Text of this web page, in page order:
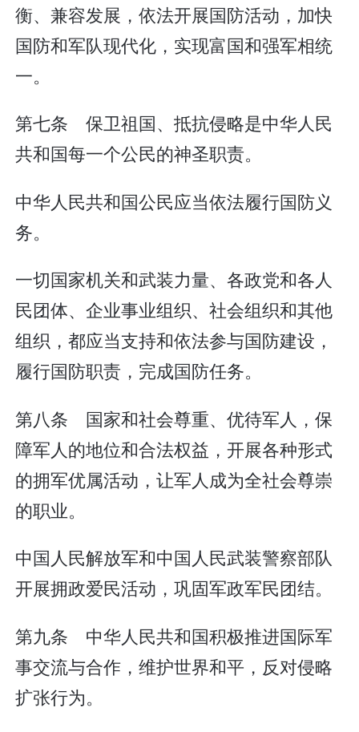
衡、兼容发展，依法开展国防活动，加快
国防和军队现代化，实现富国和强军相统
一。
第七条 保卫祖国、抵抗侵略是中华人民
共和国每一个公民的神圣职责。
中华人民共和国公民应当依法履行国防义
务。
一切国家机关和武装力量、各政党和各人
民团体、企业事业组织、社会组织和其他
组织，都应当支持和依法参与国防建设，
履行国防职责，完成国防任务。
第八条 国家和社会尊重、优待军人，保
障军人的地位和合法权益，开展各种形式
的拥军优属活动，让军人成为全社会尊崇
的职业。
中国人民解放军和中国人民武装警察部队
开展拥政爱民活动，巩固军政军民团结。
第九条 中华人民共和国积极推进国际军
事交流与合作，维护世界和平，反对侵略
扩张行为。